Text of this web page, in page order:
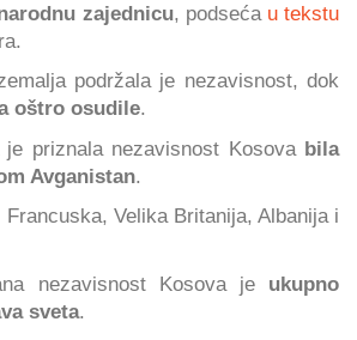
zajednicu, podseća u tekstu
podržala je nezavisnost, dok
oštro osudile.
priznala nezavisnost Kosova bila
Avganistan.
Velika Britanija, Albanija i
nezavisnost Kosova je ukupno
sveta.